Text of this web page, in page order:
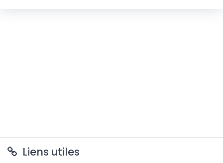
Liens utiles